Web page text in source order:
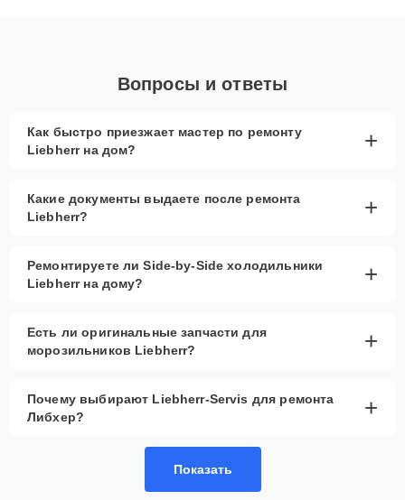
Вопросы и ответы
Как быстро приезжает мастер по ремонту
Liebherr на дом?
+
Какие документы выдаете после ремонта
Liebherr?
+
Ремонтируете ли Side-by-Side холодильники
Liebherr на дому?
+
Есть ли оригинальные запчасти для
морозильников Liebherr?
+
Почему выбирают Liebherr-Servis для ремонта
Либхер?
+
Показать